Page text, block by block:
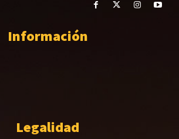
Información
Legalidad